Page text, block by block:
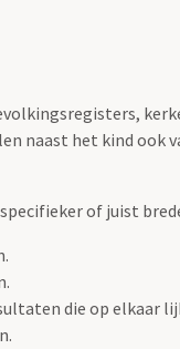
naast het kind ook
of juist
die op elkaar